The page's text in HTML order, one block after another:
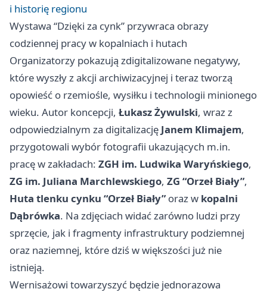
i historię regionu
Wystawa “Dzięki za cynk” przywraca obrazy
codziennej pracy w kopalniach i hutach
Organizatorzy pokazują zdigitalizowane negatywy,
które wyszły z akcji archiwizacyjnej i teraz tworzą
opowieść o rzemiośle, wysiłku i technologii minionego
wieku. Autor koncepcji, Łukasz Żywulski, wraz z
odpowiedzialnym za digitalizację Janem Klimajem,
przygotowali wybór fotografii ukazujących m.in.
pracę w zakładach: ZGH im. Ludwika Waryńskiego,
ZG im. Juliana Marchlewskiego, ZG “Orzeł Biały”,
Huta tlenku cynku “Orzeł Biały”oraz w kopalni
Dąbrówka. Na zdjęciach widać zarówno ludzi przy
sprzęcie, jak i fragmenty infrastruktury podziemnej
oraz naziemnej, które dziś w większości już nie
istnieją.
Wernisażowi towarzyszyć będzie jednorazowa